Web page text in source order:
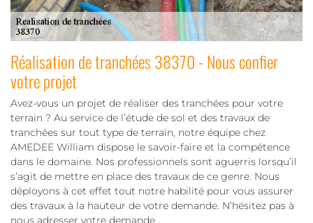
Réalisation de tranchées 38370 - Nous confier
votre projet
Avez-vous un projet de réaliser des tranchées pour votre
terrain ? Au service de l’étude de sol et des travaux de
tranchées sur tout type de terrain, notre équipe chez
AMEDEE William dispose le savoir-faire et la compétence
dans le domaine. Nos professionnels sont aguerris lorsqu’il
s’agit de mettre en place des travaux de ce genre. Nous
déployons à cet effet tout notre habilité pour vous assurer
des travaux à la hauteur de votre demande. N’hésitez pas à
nous adresser votre demande.